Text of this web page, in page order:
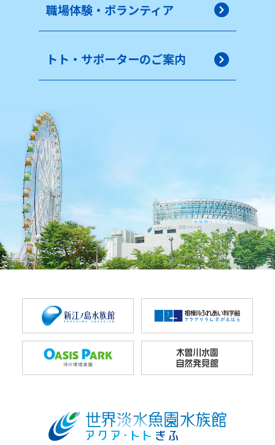
職場体験・ボランティア
トト・サポーターのご案内